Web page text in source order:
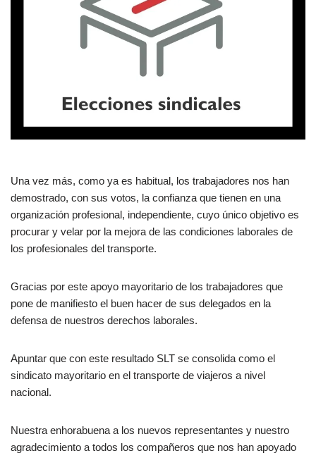
Una vez más, como ya es habitual, los trabajadores nos han
demostrado, con sus votos, la confianza que tienen en una
organización profesional, independiente, cuyo único objetivo es
procurar y velar por la mejora de las condiciones laborales de
los profesionales del transporte.
Gracias por este apoyo mayoritario de los trabajadores que
pone de manifiesto el buen hacer de sus delegados en la
defensa de nuestros derechos laborales.
Apuntar que con este resultado SLT se consolida como el
sindicato mayoritario en el transporte de viajeros a nivel
nacional.
Nuestra enhorabuena a los nuevos representantes y nuestro
agradecimiento a todos los compañeros que nos han apoyado